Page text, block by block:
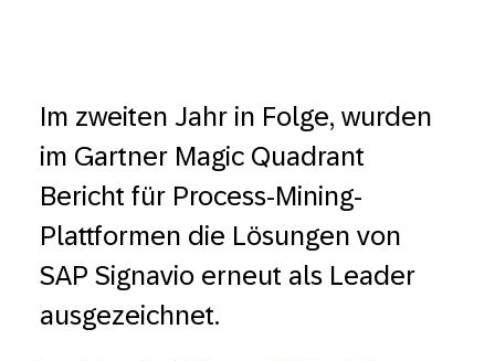
Im zweiten Jahr in Folge, wurden
im Gartner Magic Quadrant
Bericht für Process-Mining-
Plattformen die Lösungen von
SAP Signavio erneut als Leader
ausgezeichnet.